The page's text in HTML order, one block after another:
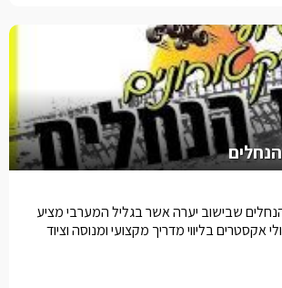
הנחלים
שבישוב יערה אשר בגליל המערבי מציע
אקסטרים בליווי מדריך מקצועי ומנוסה וציוד